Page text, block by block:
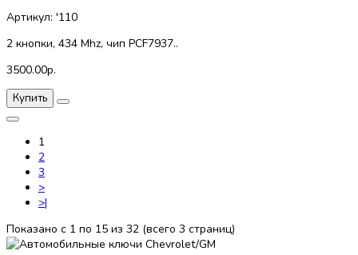
Артикул: '110
2 кнопки, 434 Mhz, чип PCF7937..
3500.00р.
Купить
1
2
3
>
>|
Показано с 1 по 15 из 32 (всего 3 страниц)